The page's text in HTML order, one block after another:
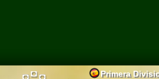
Primera